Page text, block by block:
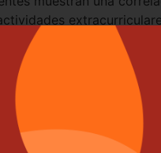
han experimentado
en el
de hacer algo con el
y ya verás los